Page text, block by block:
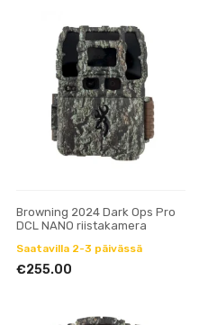
Browning 2024 Dark Ops Pro
DCL NANO riistakamera
Saatavilla 2-3 päivässä
€255.00